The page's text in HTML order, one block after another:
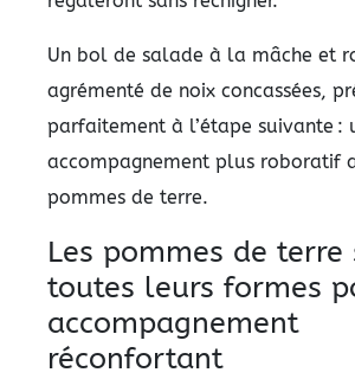
Un bol de salade à la mâche et
agrémenté de noix concassées,
parfaitement à l’étape suivante :
accompagnement plus roboratif
pommes de terre.
Les pommes de terre
toutes leurs formes
accompagnement
réconfortant